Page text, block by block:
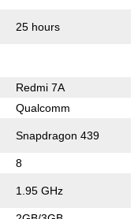
25 hours
Redmi 7A
Qualcomm
Snapdragon 439
8
1.95 GHz